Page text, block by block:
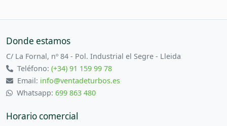
Donde estamos
C/ La Fornal, nº 84 - Pol. Industrial el Segre - Lleida
Teléfono:(+34) 91 159 99 78
Email: info@ventadeturbos.es
Whatsapp: 699 863 480
Horario comercial